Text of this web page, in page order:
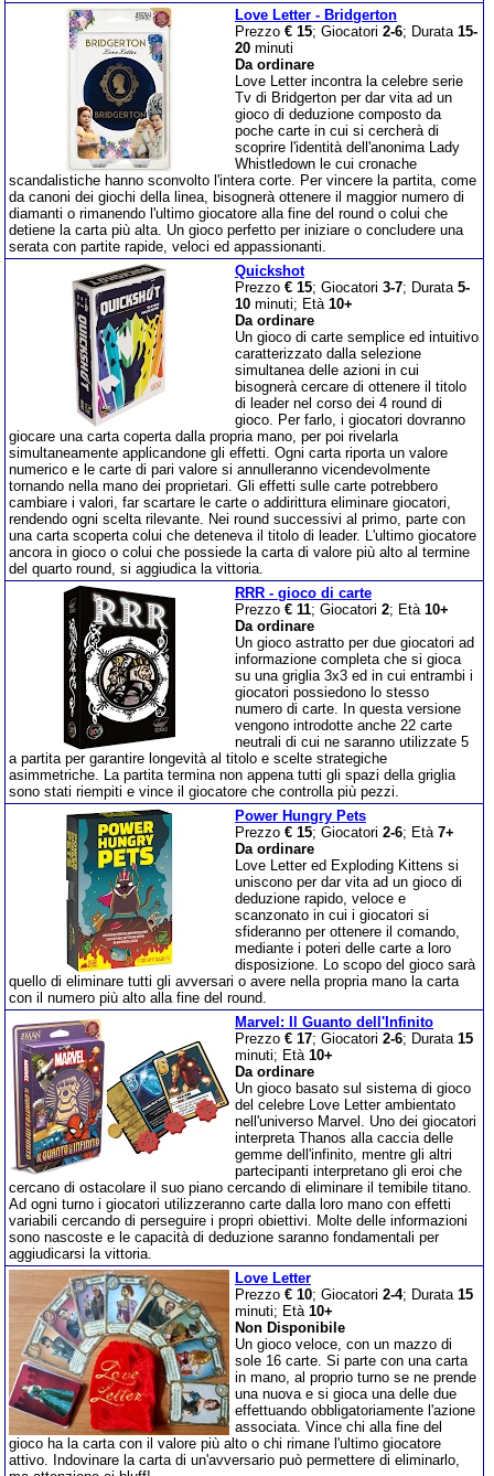
Love Letter - Bridgerton
Prezzo € 15; Giocatori 2-6; Durata 15-
20 minuti
Da ordinare
Love Letter incontra la celebre serie
Tv di Bridgerton per dar vita ad un
gioco di deduzione composto da
poche carte in cui si cercherà di
scoprire l'identità dell'anonima Lady
Whistledown le cui cronache
scandalistiche hanno sconvolto l'intera corte. Per vincere la partita, come
da canoni dei giochi della linea, bisognerà ottenere il maggior numero di
diamanti o rimanendo l'ultimo giocatore alla fine del round o colui che
detiene la carta più alta. Un gioco perfetto per iniziare o concludere una
serata con partite rapide, veloci ed appassionanti.
Quickshot
Prezzo € 15; Giocatori 3-7; Durata 5-
10 minuti; Età 10+
Da ordinare
Un gioco di carte semplice ed intuitivo
caratterizzato dalla selezione
simultanea delle azioni in cui
bisognerà cercare di ottenere il titolo
di leader nel corso dei 4 round di
gioco. Per farlo, i giocatori dovranno
giocare una carta coperta dalla propria mano, per poi rivelarla
simultaneamente applicandone gli effetti. Ogni carta riporta un valore
numerico e le carte di pari valore si annulleranno vicendevolmente
tornando nella mano dei proprietari. Gli effetti sulle carte potrebbero
cambiare i valori, far scartare le carte o addirittura eliminare giocatori,
rendendo ogni scelta rilevante. Nei round successivi al primo, parte con
una carta scoperta colui che deteneva il titolo di leader. L'ultimo giocatore
ancora in gioco o colui che possiede la carta di valore più alto al termine
del quarto round, si aggiudica la vittoria.
RRR - gioco di carte
Prezzo € 11; Giocatori 2; Età 10+
Da ordinare
Un gioco astratto per due giocatori ad
informazione completa che si gioca
su una griglia 3x3 ed in cui entrambi i
giocatori possiedono lo stesso
numero di carte. In questa versione
vengono introdotte anche 22 carte
neutrali di cui ne saranno utilizzate 5
a partita per garantire longevità al titolo e scelte strategiche
asimmetriche. La partita termina non appena tutti gli spazi della griglia
sono stati riempiti e vince il giocatore che controlla più pezzi.
Power Hungry Pets
Prezzo € 15; Giocatori 2-6; Età 7+
Da ordinare
Love Letter ed Exploding Kittens si
uniscono per dar vita ad un gioco di
deduzione rapido, veloce e
scanzonato in cui i giocatori si
sfideranno per ottenere il comando,
mediante i poteri delle carte a loro
disposizione. Lo scopo del gioco sarà
quello di eliminare tutti gli avversari o avere nella propria mano la carta
con il numero più alto alla fine del round.
Marvel: Il Guanto dell'Infinito
Prezzo € 17; Giocatori 2-6; Durata 15
minuti; Età 10+
Da ordinare
Un gioco basato sul sistema di gioco
del celebre Love Letter ambientato
nell'universo Marvel. Uno dei giocatori
interpreta Thanos alla caccia delle
gemme dell'infinito, mentre gli altri
partecipanti interpretano gli eroi che
cercano di ostacolare il suo piano cercando di eliminare il temibile titano.
Ad ogni turno i giocatori utilizzeranno carte dalla loro mano con effetti
variabili cercando di perseguire i propri obiettivi. Molte delle informazioni
sono nascoste e le capacità di deduzione saranno fondamentali per
aggiudicarsi la vittoria.
Love Letter
Prezzo € 10; Giocatori 2-4; Durata 15
minuti; Età 10+
Non Disponibile
Un gioco veloce, con un mazzo di
sole 16 carte. Si parte con una carta
in mano, al proprio turno se ne prende
una nuova e si gioca una delle due
effettuando obbligatoriamente l'azione
associata. Vince chi alla fine del
gioco ha la carta con il valore più alto o chi rimane l'ultimo giocatore
attivo. Indovinare la carta di un'avversario può permettere di eliminarlo,